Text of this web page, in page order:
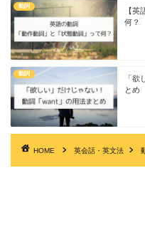
動詞
【
何？
動詞
「
とめ
HOME 英会話・英文法